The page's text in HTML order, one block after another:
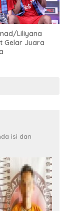
Liliyana
Gelar Juara
isi dan